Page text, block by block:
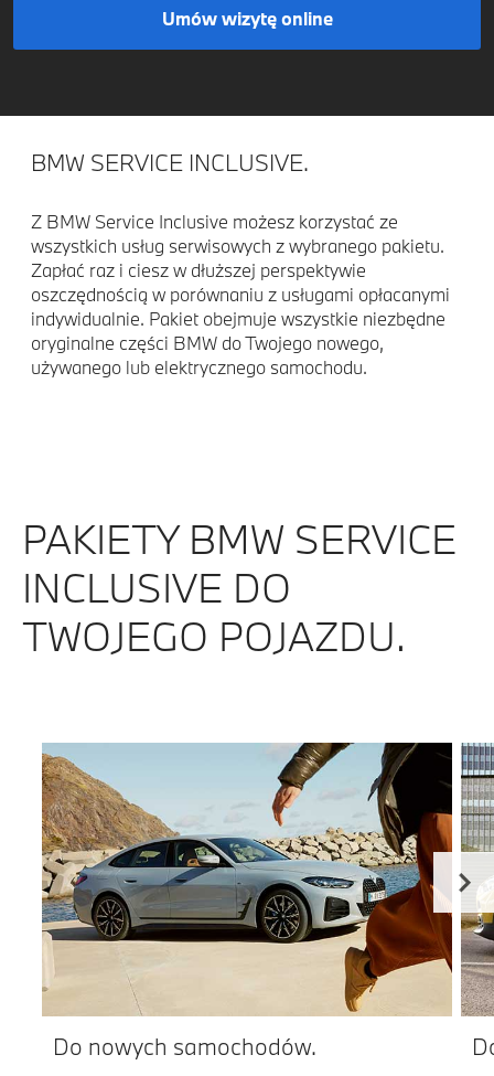
Umów wizytę online
BMW SERVICE INCLUSIVE.
Z BMW Service Inclusive możesz korzystać ze
wszystkich usług serwisowych z wybranego pakietu.
Zapłać raz i ciesz w dłuższej perspektywie
oszczędnością w porównaniu z usługami opłacanymi
indywidualnie. Pakiet obejmuje wszystkie niezbędne
oryginalne części BMW do Twojego nowego,
używanego lub elektrycznego samochodu.
PAKIETY BMW SERVICE
INCLUSIVE DO
TWOJEGO POJAZDU.
Do nowych samochodów.